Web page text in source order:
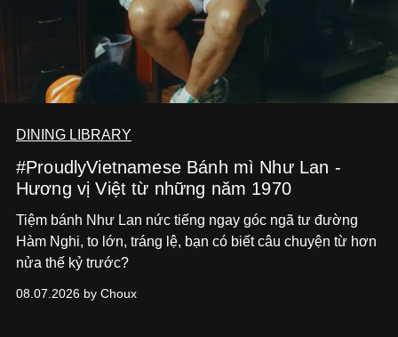
DINING LIBRARY
#ProudlyVietnamese Bánh mì Như Lan -
Hương vị Việt từ những năm 1970
Tiệm bánh Như Lan nức tiếng ngay góc ngã tư đường
Hàm Nghi, to lớn, tráng lệ, bạn có biết câu chuyện từ hơn
nửa thế kỷ trước?
08.07.2026 by Choux